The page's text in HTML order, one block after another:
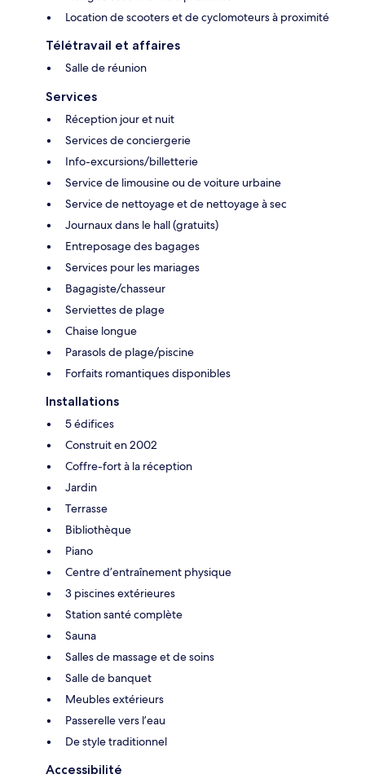
Location de scooters et de cyclomoteurs à proximité
Télétravail et affaires
Salle de réunion
Services
Réception jour et nuit
Services de conciergerie
Info-excursions/billetterie
Service de limousine ou de voiture urbaine
Service de nettoyage et de nettoyage à sec
Journaux dans le hall (gratuits)
Entreposage des bagages
Services pour les mariages
Bagagiste/chasseur
Serviettes de plage
Chaise longue
Parasols de plage/piscine
Forfaits romantiques disponibles
Installations
5 édifices
Construit en 2002
Coffre-fort à la réception
Jardin
Terrasse
Bibliothèque
Piano
Centre d’entraînement physique
3 piscines extérieures
Station santé complète
Sauna
Salles de massage et de soins
Salle de banquet
Meubles extérieurs
Passerelle vers l’eau
De style traditionnel
Accessibilité